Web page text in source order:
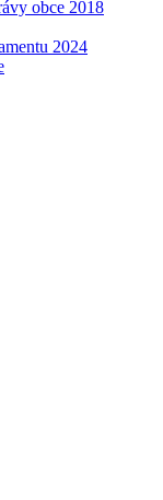
obce 2018
2024